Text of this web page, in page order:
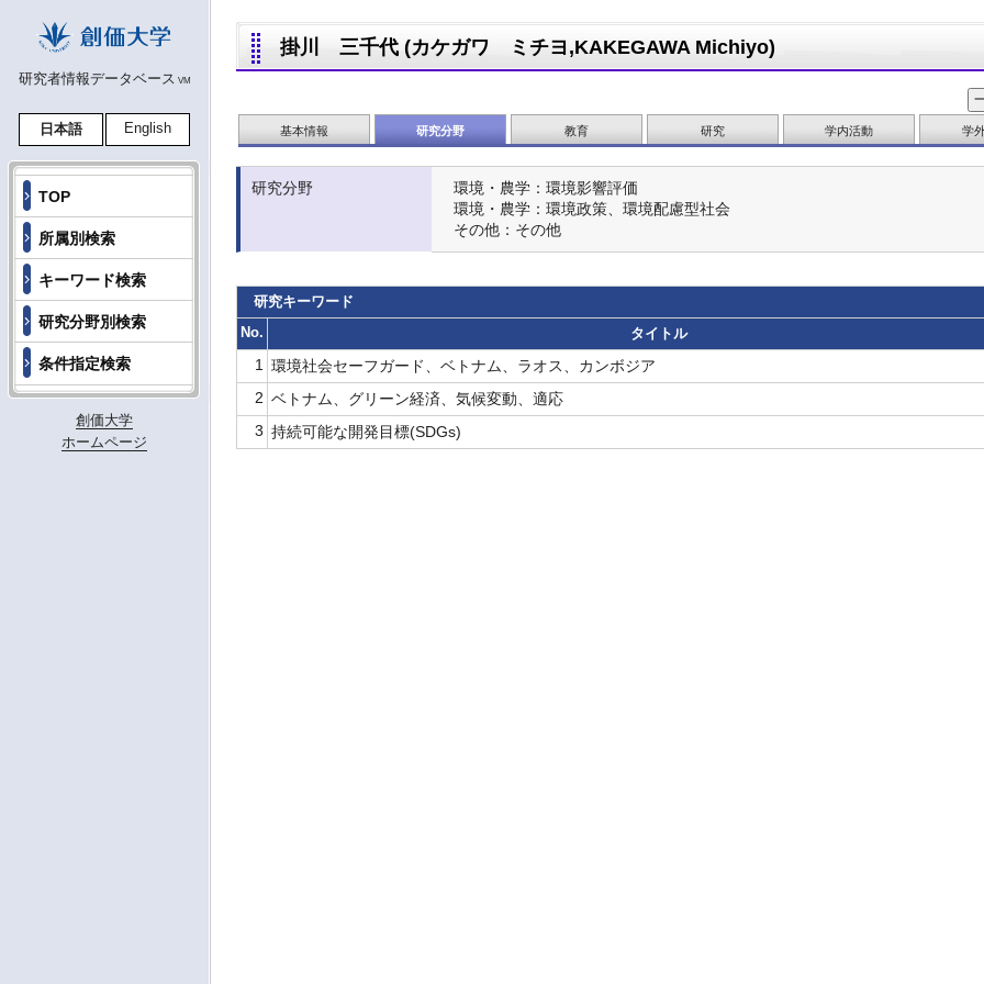
研究者情報データベース VM
日本語 English
TOP
所属別検索
キーワード検索
研究分野別検索
条件指定検索
創価大学
ホームページ
掛川 三千代 (カケガワ ミチヨ,KAKEGAWA Michiyo)
基本情報 研究分野 教育 研究 学内活動 学
研究分野
環境・農学：環境影響評価
環境・農学：環境政策、環境配慮型社会
その他：その他
研究キーワード
No.
タイトル
1
環境社会セーフガード、ベトナム、ラオス、カンボジア
2 ベトナム、グリーン経済、気候変動、適応
3 持続可能な開発目標(SDGs)